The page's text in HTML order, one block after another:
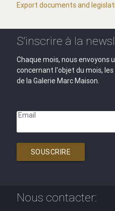
Export documents and
S'inscrire à la
Chaque mois, nous envoyons
concernant l'objet du mois,
de la Galerie Marc Maison.
Email
SOUSCRIRE
Nous contacter: